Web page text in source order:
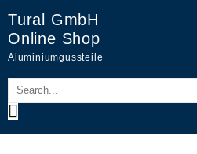
content
Tural GmbH
Online Shop
Aluminiumgussteile